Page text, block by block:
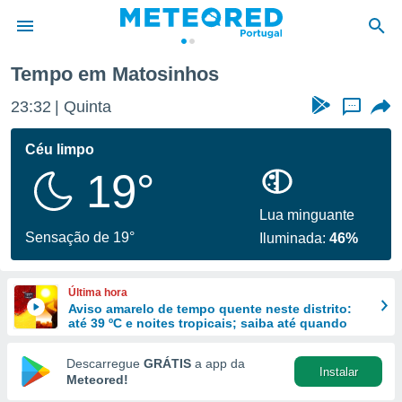
da
foi
fornecidas
a este
das
e
forma
digital
Tempo em Matosinhos
23:32 Quinta ...
Céu limpo
19°
Sensação de 19°
Lua minguante
Iluminada:46%
Última hora
Aviso amarelo de tempo quente neste distrito:
até 39 ºC e noites tropicais; saiba até quando
Descarregue GRÁTIS a app da
Meteored!
Instalar